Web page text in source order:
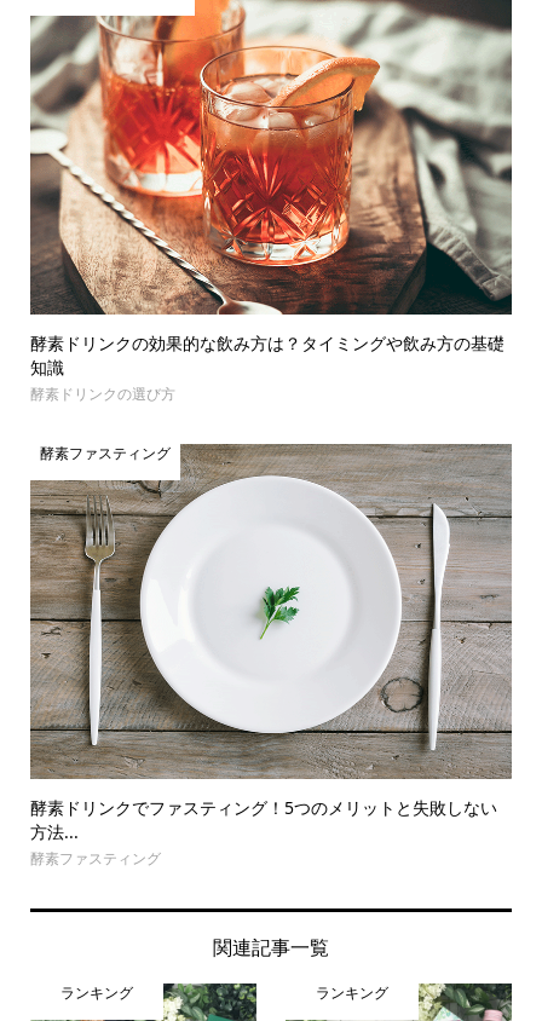
酵素ドリンクの効果的な飲み方は？タイミングや飲み方の基礎
知識
酵素ドリンクの選び方
酵素ファスティング
酵素ドリンクでファスティング！5つのメリットと失敗しない
方法...
酵素ファスティング
関連記事一覧
ランキング ランキング